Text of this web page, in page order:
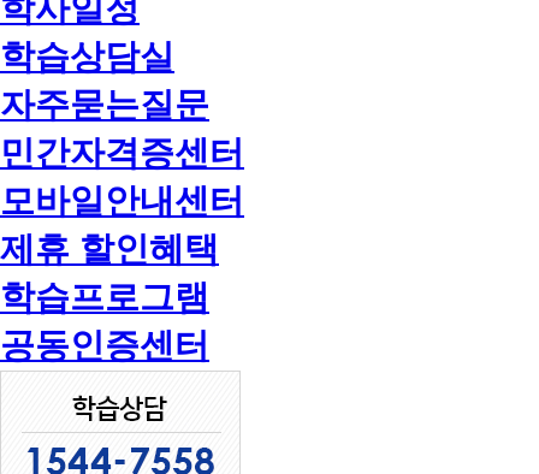
학사일정
학습상담실
자주묻는질문
민간자격증센터
모바일안내센터
제휴 할인혜택
학습프로그램
공동인증센터